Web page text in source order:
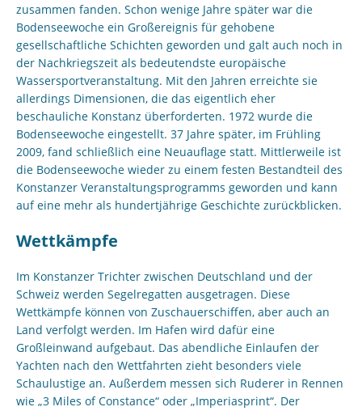
zusammen fanden. Schon wenige Jahre später war die
Bodenseewoche ein Großereignis für gehobene
gesellschaftliche Schichten geworden und galt auch noch in
der Nachkriegszeit als bedeutendste europäische
Wassersportveranstaltung. Mit den Jahren erreichte sie
allerdings Dimensionen, die das eigentlich eher
beschauliche Konstanz überforderten. 1972 wurde die
Bodenseewoche eingestellt. 37 Jahre später, im Frühling
2009, fand schließlich eine Neuauflage statt. Mittlerweile ist
die Bodenseewoche wieder zu einem festen Bestandteil des
Konstanzer Veranstaltungsprogramms geworden und kann
auf eine mehr als hundertjährige Geschichte zurückblicken.
Wettkämpfe
Im Konstanzer Trichter zwischen Deutschland und der
Schweiz werden Segelregatten ausgetragen. Diese
Wettkämpfe können von Zuschauerschiffen, aber auch an
Land verfolgt werden. Im Hafen wird dafür eine
Großleinwand aufgebaut. Das abendliche Einlaufen der
Yachten nach den Wettfahrten zieht besonders viele
Schaulustige an. Außerdem messen sich Ruderer in Rennen
wie „3 Miles of Constance“ oder „Imperiasprint“. Der